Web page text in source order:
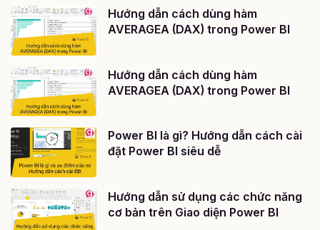
Hướng dẫn cách dùng hàm
AVERAGEA (DAX) trong Power BI
Hướng dẫn cách dùng hàm
AVERAGEA (DAX) trong Power BI
Power BI là gì? Hướng dẫn cách cài
đặt Power BI siêu dễ
Hướng dẫn sử dụng các chức năng
cơ bản trên Giao diện Power BI